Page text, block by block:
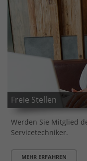
Freie Stellen
Werden Sie Mitglied
Servicetechniker.
MEHR ERFAHREN